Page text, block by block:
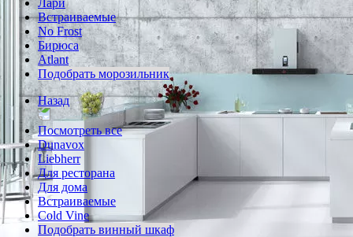
Лари
Встраиваемые
No Frost
Бирюса
Atlant
Подобрать морозильник
Назад
Посмотреть все
Dunavox
Liebherr
Для ресторана
Для дома
Встраиваемые
Cold Vine
Подобрать винный шкаф